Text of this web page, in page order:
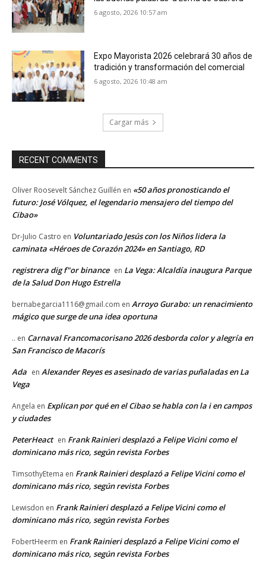
6 agosto, 2026 10:57 am
Expo Mayorista 2026 celebrará 30 años de
tradición y transformación del comercial
6 agosto, 2026 10:48 am
Cargar más
RECENT COMMENTS
Oliver Roosevelt Sánchez Guillén en «50 años pronosticando el
futuro: José Vólquez, el legendario mensajero del tiempo del
Cibao»
Dr-Julio Castro en Voluntariado Jesús con los Niños lidera la
caminata «Héroes de Corazón 2024» en Santiago, RD
registrera dig f"or binance en La Vega: Alcaldía inaugura Parque
de la Salud Don Hugo Estrella
bernabegarcia1116@gmail.com en Arroyo Gurabo: un renacimiento
mágico que surge de una idea oportuna
.. en Carnaval Francomacorisano 2026 desborda color y alegría en
San Francisco de Macorís
Ada en Alexander Reyes es asesinado de varias puñaladas en La
Vega
Angela en Explican por qué en el Cibao se habla con la i en campos
y ciudades
PeterHeact en Frank Rainieri desplazó a Felipe Vicini como el
dominicano más rico, según revista Forbes
TimsothyEtema en Frank Rainieri desplazó a Felipe Vicini como el
dominicano más rico, según revista Forbes
Lewisdon en Frank Rainieri desplazó a Felipe Vicini como el
dominicano más rico, según revista Forbes
FobertHeerm en Frank Rainieri desplazó a Felipe Vicini como el
dominicano más rico, según revista Forbes